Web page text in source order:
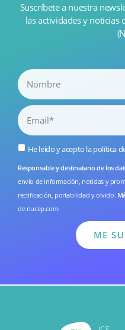
Suscríbete a nuestra
las actividades y noticias
He leído y acepto lapolítica
Responsable y destinatario de los
envío de información, noticias y
rectificación, portabilidad y olvido.
de nucep.com
ME